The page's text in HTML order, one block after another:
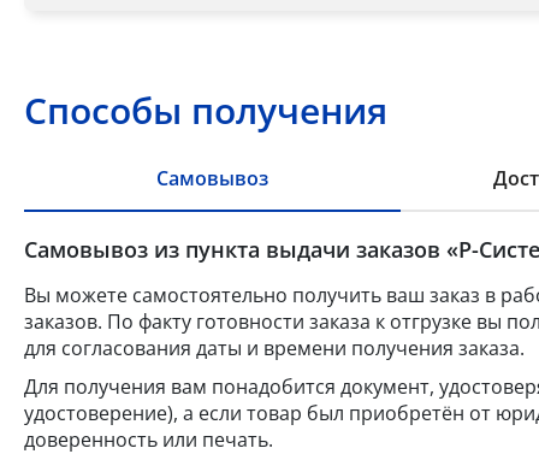
Способы получения
Самовывоз
Самовывоз из пункта выдачи заказов «Р-
Вы можете самостоятельно получить ваш заказ в
заказов. По факту готовности заказа к отгрузке вы
для согласования даты и времени получения заказа.
Для получения вам понадобится документ,
удостоверение), а если товар был приобретён от
доверенность или печать.